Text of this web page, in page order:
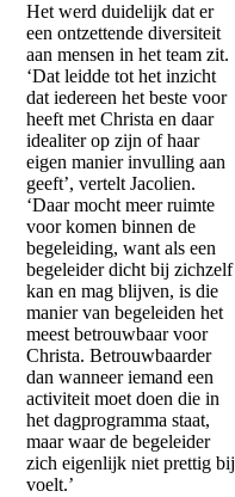
Het werd duidelijk dat er
een ontzettende diversiteit
aan mensen in het team zit.
‘Dat leidde tot het inzicht
dat iedereen het beste voor
heeft met Christa en daar
idealiter op zijn of haar
eigen manier invulling aan
geeft’, vertelt Jacolien.
‘Daar mocht meer ruimte
voor komen binnen de
begeleiding, want als een
begeleider dicht bij zichzelf
kan en mag blijven, is die
manier van begeleiden het
meest betrouwbaar voor
Christa. Betrouwbaarder
dan wanneer iemand een
activiteit moet doen die in
het dagprogramma staat,
maar waar de begeleider
zich eigenlijk niet prettig bij
voelt.’